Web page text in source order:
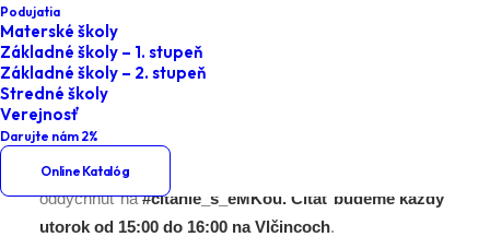
Podujatia
Materské školy
Základné školy – 1. stupeň
Základné školy – 2. stupeň
Stredné školy
Verejnosť
Darujte nám 2%
Online Katalóg
Home
Ponorte sa s nami do sveta fantázie a príďte si
oddýchnuť na#citanie_s_eMKou. Čítať budeme každý
utorok od 15:00 do 16:00 na Vlčincoch.